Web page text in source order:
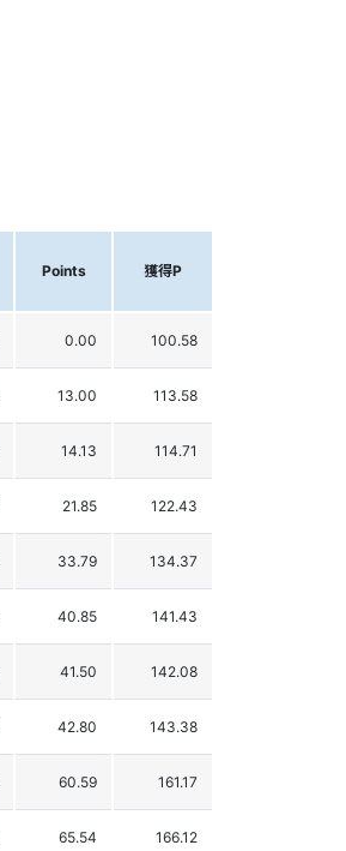
Points 獲得P
0.00 100.58
13.00 113.58
14.13 114.71
21.85 122.43
33.79 134.37
40.85 141.43
41.50 142.08
42.80 143.38
60.59 161.17
65.54 166.12